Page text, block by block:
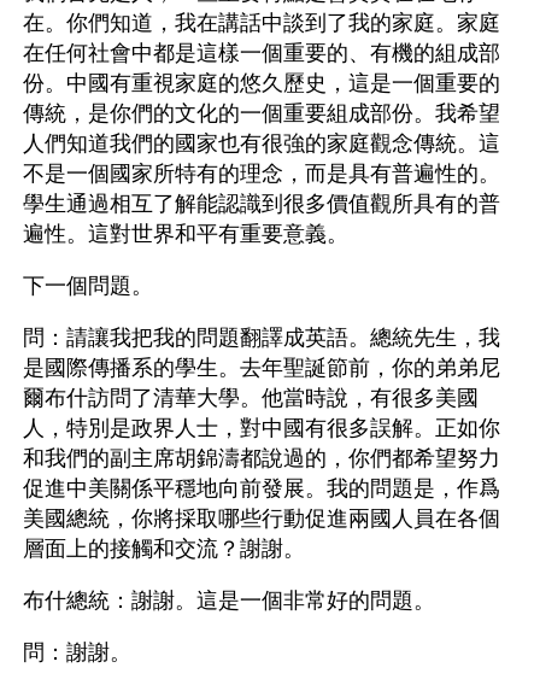
在。你們知道，我在講話中談到了我的家庭。家庭
在任何社會中都是這樣一個重要的、有機的組成部
份。中國有重視家庭的悠久歷史，這是一個重要的
傳統，是你們的文化的一個重要組成部份。我希望
人們知道我們的國家也有很強的家庭觀念傳統。這
不是一個國家所特有的理念，而是具有普遍性的。
學生通過相互了解能認識到很多價值觀所具有的普
遍性。這對世界和平有重要意義。
下一個問題。
問：請讓我把我的問題翻譯成英語。總統先生，我
是國際傳播系的學生。去年聖誕節前，你的弟弟尼
爾布什訪問了清華大學。他當時說，有很多美國
人，特別是政界人士，對中國有很多誤解。正如你
和我們的副主席胡錦濤都說過的，你們都希望努力
促進中美關係平穩地向前發展。我的問題是，作爲
美國總統，你將採取哪些行動促進兩國人員在各個
層面上的接觸和交流？謝謝。
布什總統：謝謝。這是一個非常好的問題。
問：謝謝。